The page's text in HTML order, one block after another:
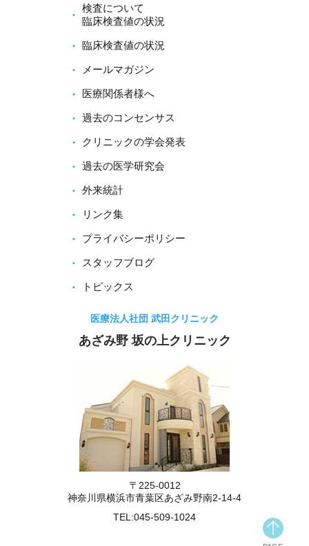
検査について
臨床検査値の状況
臨床検査値の状況
メールマガジン
医療関係者様へ
過去のコンセンサス
クリニックの学会発表
過去の医学研究会
外来統計
リンク集
プライバシーポリシー
スタッフブログ
トピックス
医療法人社団 武田クリニック
あざみ野 坂の上クリニック
〒225-0012
神奈川県横浜市青葉区あざみ野南2-14-4
TEL:045-509-1024